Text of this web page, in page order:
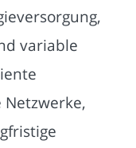
variable